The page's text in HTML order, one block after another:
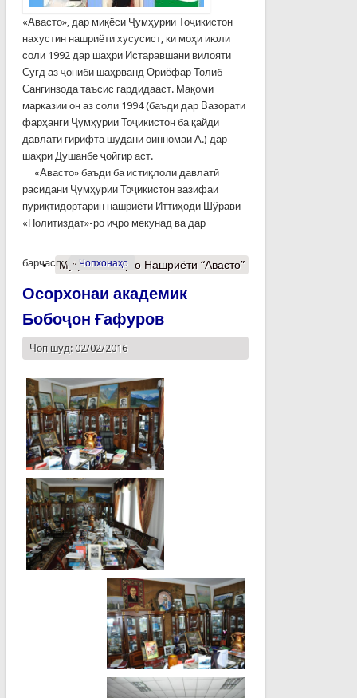
«Авасто», дар миқёси Ҷумҳурии Тоҷикистон
нахустин нашриёти хусусист, ки моҳи июли
соли 1992 дар шаҳри Истаравшани вилояти
Суғд аз ҷониби шаҳрванд Ориёфар Толиб
Сангинзода таъсис гардидааст. Мақоми
марказии он аз соли 1994 (баъди дар Ва­­зо­ра­ти
фарҳанги Ҷум­ҳу­рии Тоҷикистон ба қайди
давлатӣ гирифта шудани оин­но­маи А.) дар
шаҳри Душанбе ҷойгир аст.
«Авасто» баъди ба истиқлоли давлатӣ
расидани Ҷумҳу­рии То­ҷи­кистон вазифаи
пуриқ­ти­дортарин нашриёти Иттиҳоди Шўравӣ
«Политиздат»-ро иҷро мекунад ва дар
барчасп: Чопхонаҳо
Муфассалтар о Нашриёти “Авасто”
Осорхонаи академик
Бобоҷон Ғафуров
Чоп шуд: 02/02/2016